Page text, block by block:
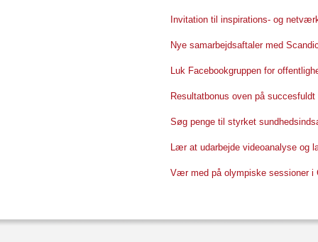
Invitation til inspirations- og
Nye samarbejdsaftaler med
Luk Facebookgruppen for
Resultatbonus oven på succesfuldt
Søg penge til styrket
Lær at udarbejde videoanalyse og
Vær med på olympiske sessioner i